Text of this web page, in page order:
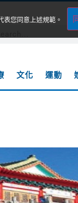
文化 運動
您同意上述規範。